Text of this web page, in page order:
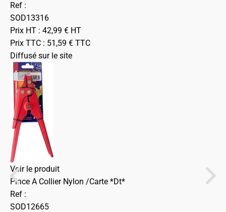
Ref :
SOD13316
Prix HT : 42,99 € HT
Prix TTC : 51,59 € TTC
Diffusé sur le site
Voir le produit
Pince A Collier Nylon /Carte *Dt*
Ref :
SOD12665